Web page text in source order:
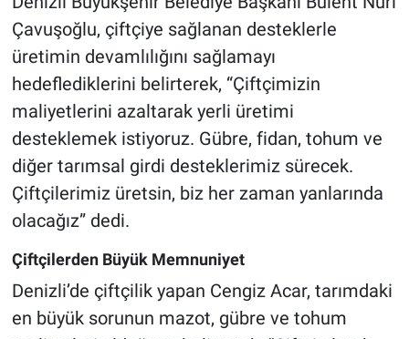
Çavuşoğlu, çiftçiye sağlanan desteklerle
üretimin devamlılığını sağlamayı
hedeflediklerini belirterek, “Çiftçimizin
maliyetlerini azaltarak yerli üretimi
desteklemek istiyoruz. Gübre, fidan, tohum ve
diğer tarımsal girdi desteklerimiz sürecek.
Çiftçilerimiz üretsin, biz her zaman yanlarında
olacağız” dedi.
Çiftçilerden Büyük Memnuniyet
Denizli’de çiftçilik yapan Cengiz Acar, tarımdaki
en büyük sorunun mazot, gübre ve tohum